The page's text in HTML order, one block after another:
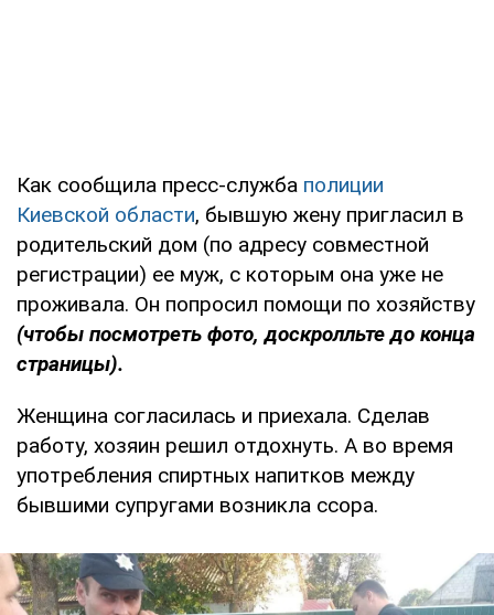
Как сообщила пресс-служба полиции
Киевской области, бывшую жену пригласил в
родительский дом (по адресу совместной
регистрации) ее муж, с которым она уже не
проживала. Он попросил помощи по хозяйству
(чтобы посмотреть фото, доскролльте до конца
страницы).
Женщина согласилась и приехала. Сделав
работу, хозяин решил отдохнуть. А во время
употребления спиртных напитков между
бывшими супругами возникла ссора.